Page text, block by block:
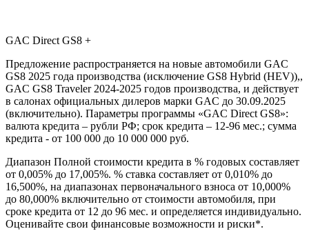
GAC Direct GS8 +
Предложение распространяется на новые автомобили GAC
GS8 2025 года производства (исключение GS8 Hybrid (HEV)),,
GAC GS8 Traveler 2024-2025 годов производства, и действует
в салонах официальных дилеров марки GAC до 30.09.2025
(включительно). Параметры программы «GAC Direct GS8»:
валюта кредита – рубли РФ; срок кредита – 12-96 мес.; сумма
кредита - от 100 000 до 10 000 000 руб.
Диапазон Полной стоимости кредита в % годовых составляет
от 0,005% до 17,005%. % ставка составляет от 0,010% до
16,500%, на диапазонах первоначального взноса от 10,000%
до 80,000% включительно от стоимости автомобиля, при
сроке кредита от 12 до 96 мес. и определяется индивидуально.
Оценивайте свои финансовые возможности и риски*.